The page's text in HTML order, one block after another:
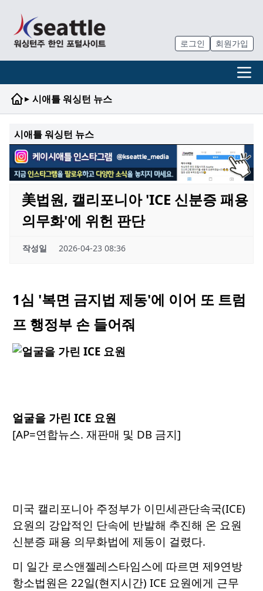
로그인 회원가입
▸ 시애틀 워싱턴 뉴스
시애틀 워싱턴 뉴스
美법원, 캘리포니아 'ICE 신분증 패용
의무화'에 위헌 판단
작성일 2026-04-23 08:36
1심 '복면 금지법 제동'에 이어 또 트럼
프 행정부 손 들어줘
얼굴을 가린 ICE 요원
[AP=연합뉴스. 재판매 및 DB 금지]
미국 캘리포니아 주정부가 이민세관단속국(ICE)
요원의 강압적인 단속에 반발해 추진해 온 요원
신분증 패용 의무화법에 제동이 걸렸다.
미 일간 로스앤젤레스타임스에 따르면 제9연방
항소법원은 22일(현지시간) ICE 요원에게 근무